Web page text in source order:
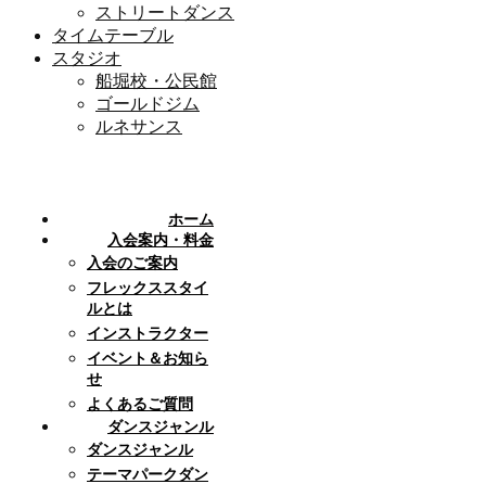
ストリートダンス
タイムテーブル
スタジオ
船堀校・公民館
ゴールドジム
ルネサンス
ホーム
入会案内・料金
入会のご案内
フレックススタイ
ルとは
インストラクター
イベント＆お知ら
せ
よくあるご質問
ダンスジャンル
ダンスジャンル
テーマパークダン